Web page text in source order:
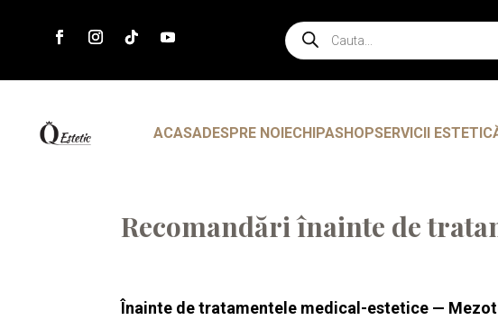
Products
search
ACASADESPRE NOI ECHIPASHOPSERVICII
Recomandări înainte de
Înainte de tratamentele medical-estetice —